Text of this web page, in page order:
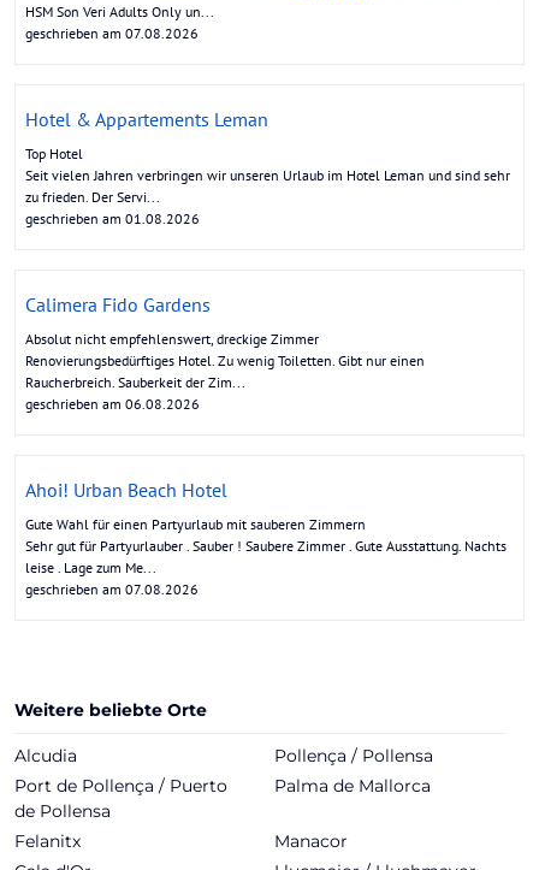
HSM Son Veri Adults Only un...
geschrieben am 07.08.2026
Hotel & Appartements Leman
Top Hotel
Seit vielen Jahren verbringen wir unseren Urlaub im Hotel Leman und sind sehr
zu frieden. Der Servi...
geschrieben am 01.08.2026
Calimera Fido Gardens
Absolut nicht empfehlenswert, dreckige Zimmer
Renovierungsbedürftiges Hotel. Zu wenig Toiletten. Gibt nur einen
Raucherbreich. Sauberkeit der Zim...
geschrieben am 06.08.2026
Ahoi! Urban Beach Hotel
Gute Wahl für einen Partyurlaub mit sauberen Zimmern
Sehr gut für Partyurlauber . Sauber ! Saubere Zimmer . Gute Ausstattung. Nachts
leise . Lage zum Me...
geschrieben am 07.08.2026
Weitere beliebte Orte
Alcudia
Pollença / Pollensa
Port de Pollença / Puerto
de Pollensa
Palma de Mallorca
Felanitx
Manacor